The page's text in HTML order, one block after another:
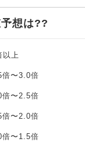
想は??
以上
倍〜3.0倍
倍〜2.5倍
倍〜2.0倍
倍〜1.5倍